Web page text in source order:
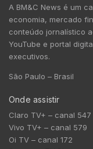
A BM&C News é um
economia, mercado
conteúdo jornalístico
YouTube e portal
executivos.
São Paulo – Brasil
Onde assistir
Claro TV+ – canal 547
Vivo TV+ – canal 579
Oi TV – canal 172